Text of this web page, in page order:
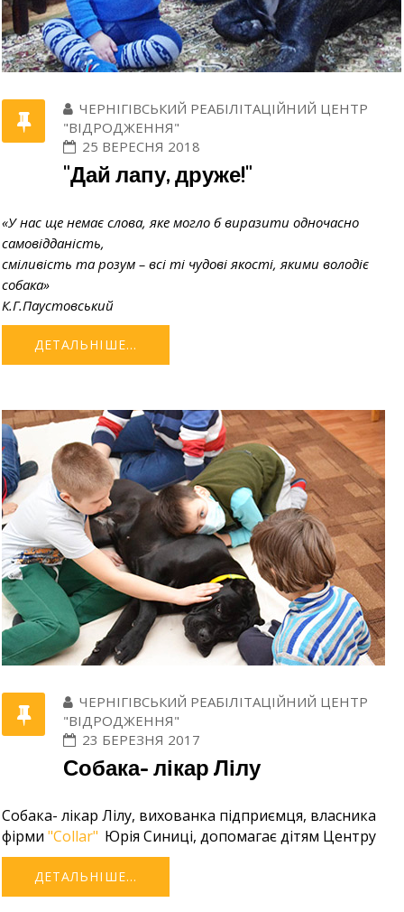
ЧЕРНІГІВСЬКИЙ РЕАБІЛІТАЦІЙНИЙ ЦЕНТР
"ВІДРОДЖЕННЯ"
25 ВЕРЕСНЯ 2018
"Дай лапу, друже!"
«У нас ще немає слова, яке могло б виразити одночасно
самовідданість,
сміливість та розум – всі ті чудові якості, якими володіє
собака»
К.Г.Паустовський
ДЕТАЛЬНІШЕ...
ЧЕРНІГІВСЬКИЙ РЕАБІЛІТАЦІЙНИЙ ЦЕНТР
"ВІДРОДЖЕННЯ"
23 БЕРЕЗНЯ 2017
Собака- лікар Лілу
Собака- лікар Лілу, вихованка підприємця, власника
фірми "Collar" Юрія Синиці, допомагає дітям Центру
ДЕТАЛЬНІШЕ...